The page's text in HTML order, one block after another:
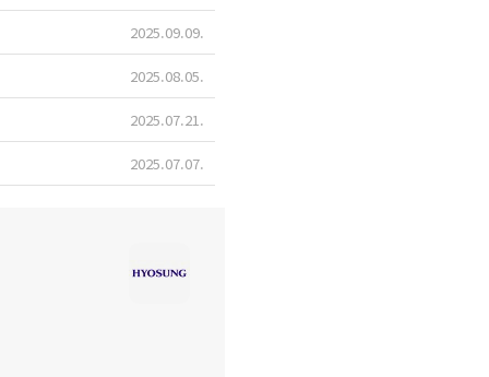
2025.09.09
2025.08.05
2025.07.21
2025.07.07